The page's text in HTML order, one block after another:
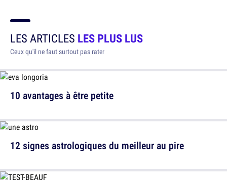
LES ARTICLES LES PLUS LUS
Ceux qu'il ne faut surtout pas rater
10 avantages à être petite
12 signes astrologiques du meilleur au pire